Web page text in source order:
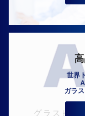
世界
ガラ